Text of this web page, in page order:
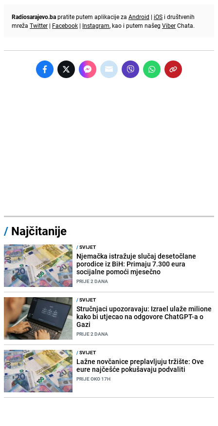
Radiosarajevo.bapratite putem aplikacije za Android | iOS i društvenih
mreža Twitter | Facebook | Instagram, kao i putem našeg ViberChata.
/ Najčitanije
/SVIJET
Njemačka istražuje slučaj desetočlane
porodice iz BiH: Primaju 7.300 eura
socijalne pomoći mjesečno
PRIJE 2 DANA
/SVIJET
Stručnjaci upozoravaju: Izrael ulaže milione
kako bi utjecao na odgovore ChatGPT-a o
Gazi
PRIJE 2 DANA
/SVIJET
Lažne novčanice preplavljuju tržište: Ove
eure najčešće pokušavaju podvaliti
PRIJE OKO 17H